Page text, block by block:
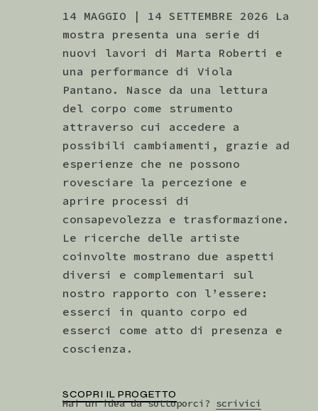
14 MAGGIO | 14 SETTEMBRE 2026 La
mostra presenta una serie di
nuovi lavori di Marta Roberti e
una performance di Viola
Pantano. Nasce da una lettura
del corpo come strumento
attraverso cui accedere a
possibili cambiamenti, grazie ad
esperienze che ne possono
rovesciare la percezione e
aprire processi di
consapevolezza e trasformazione.
Le ricerche delle artiste
coinvolte mostrano due aspetti
diversi e complementari sul
nostro rapporto con l’essere:
esserci in quanto corpo ed
esserci come atto di presenza e
coscienza.
SCOPRI IL PROGETTO
Hai un idea da sottoporci? scrivici